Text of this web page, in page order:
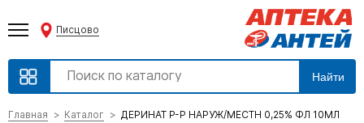
Писцово
Найти
Главная Каталог ДЕРИНАТ Р-Р НАРУЖ/МЕСТН 0,25% ФЛ 10МЛ